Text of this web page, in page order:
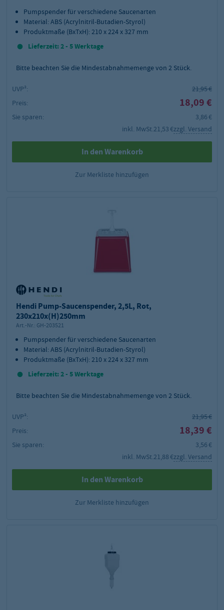
Pumpspender für verschiedene Saucenarten
Material: ABS (Acrylnitril-Butadien-Styrol)
Produktmaße (BxTxH): 210 x 224 x 327 mm
Lieferzeit: 2 - 5 Werktage
Bitte beachten Sie die Mindestabnahmemenge von 2 Stück.
UVP²:
21,95 €
Preis:
18,09 €
Sie sparen:
3,86 €
inkl. MwSt.21,53 €zzgl. Versand
In den Warenkorb
Zur Merkliste hinzufügen
Hendi Pump-Saucenspender, 2,5L, Rot,
230x210x(H)250mm
Art.-Nr.: GH-203521
Pumpspender für verschiedene Saucenarten
Material: ABS (Acrylnitril-Butadien-Styrol)
Produktmaße (BxTxH): 210 x 224 x 327 mm
Lieferzeit: 2 - 5 Werktage
Bitte beachten Sie die Mindestabnahmemenge von 2 Stück.
UVP²:
21,95 €
Preis:
18,39 €
Sie sparen:
3,56 €
inkl. MwSt.21,88 €zzgl. Versand
In den Warenkorb
Zur Merkliste hinzufügen